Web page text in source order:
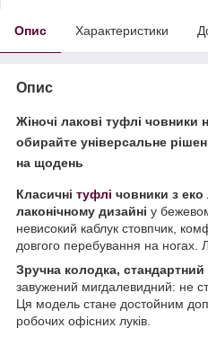
Опис Характеристики
Опис
Жіночі лакові туфлі човники
обирайте універсальне
на щодень
Класичні туфлі човники з еко
лаконічному дизайні у
невисокий каблук стовпчик,
довгого перебування на ногах.
Зручна колодка, стандартний
завужений мигдалевидний: не
Ця модель стане достойним
робочих офісних луків.